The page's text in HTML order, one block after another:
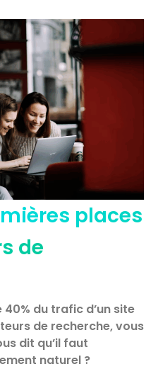
places
de
du trafic d’un site
de recherche, vous
dit qu’il faut
naturel ?